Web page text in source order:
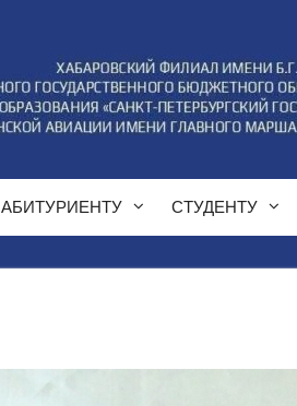
АБИТУРИЕНТУ СТУДЕНТУ